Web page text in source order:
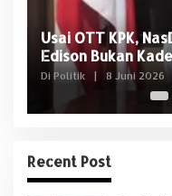
Usai OTT KPK,
Edison Bukan
Di Politik 8 Juni 2026
Recent Post